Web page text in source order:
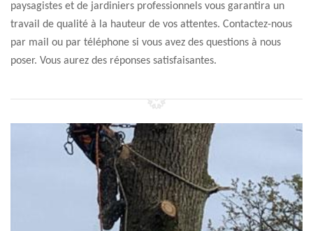
paysagistes et de jardiniers professionnels vous garantira un
travail de qualité à la hauteur de vos attentes. Contactez-nous
par mail ou par téléphone si vous avez des questions à nous
poser. Vous aurez des réponses satisfaisantes.